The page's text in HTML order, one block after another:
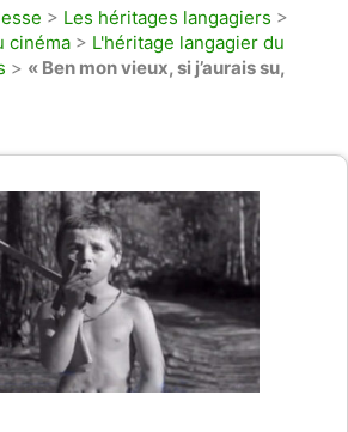
> Les héritages langagiers >
cinéma > L'héritage langagier du
> « Ben mon vieux, si j’aurais su,